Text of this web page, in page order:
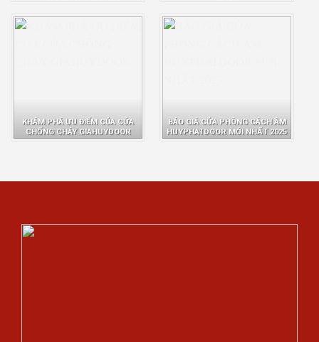
KHÁM PHÁ ƯU ĐIỂM CỦA CỬA
CHỐNG CHÁY GIAHUYDOOR
BÁO GIÁ CỬA PHÒNG CÁCH ÂM
HUYPHATDOOR MỚI NHẤT 2025